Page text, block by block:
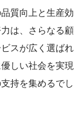
質向上と生産効
は、さらなる顧
スが広く選ばれ
しい社会を実現
持を集めるでし